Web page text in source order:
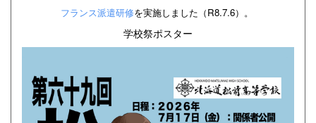
フランス派遣研修を実施しました（R8.7.6）。
学校祭ポスター